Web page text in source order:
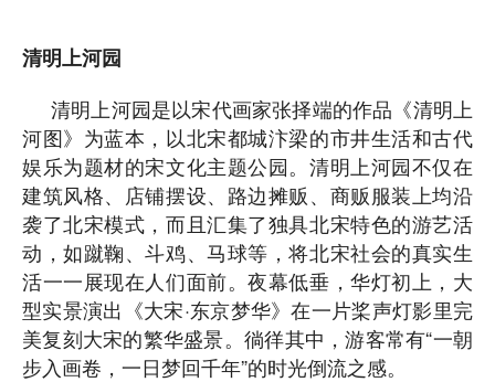
清明上河园
清明上河园是以宋代画家张择端的作品《清明上
河图》为蓝本，以北宋都城汴梁的市井生活和古代
娱乐为题材的宋文化主题公园。清明上河园不仅在
建筑风格、店铺摆设、路边摊贩、商贩服装上均沿
袭了北宋模式，而且汇集了独具北宋特色的游艺活
动，如蹴鞠、斗鸡、马球等，将北宋社会的真实生
活一一展现在人们面前。夜幕低垂，华灯初上，大
型实景演出《大宋·东京梦华》在一片桨声灯影里完
美复刻大宋的繁华盛景。徜徉其中，游客常有“一朝
步入画卷，一日梦回千年”的时光倒流之感。